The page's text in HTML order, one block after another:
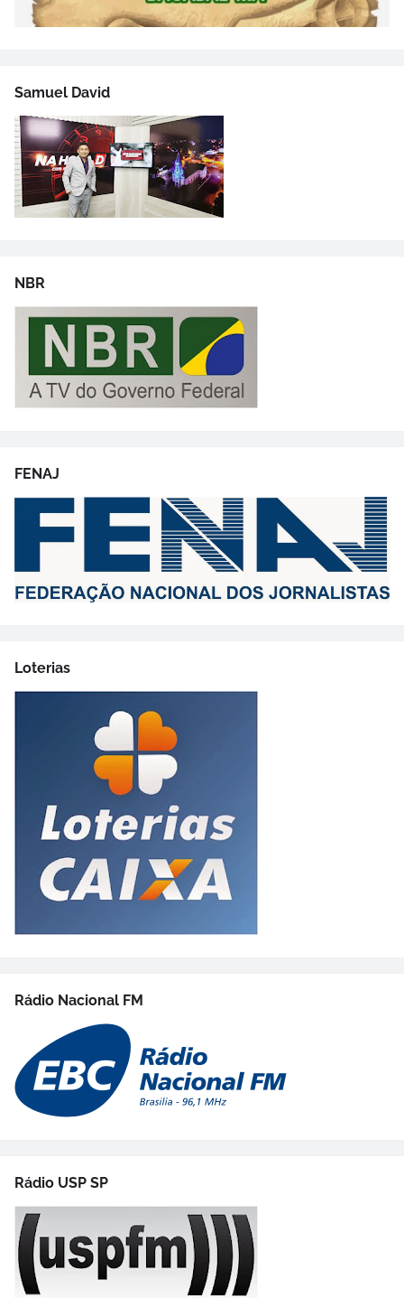
Samuel David
NBR
FENAJ
Loterias
Rádio Nacional FM
Rádio USP SP